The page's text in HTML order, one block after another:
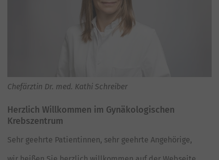
Chefärztin Dr. med. Kathi Schreiber
Herzlich Willkommen im Gynäkologischen
Krebszentrum
Sehr geehrte Patientinnen, sehr geehrte Angehörige,